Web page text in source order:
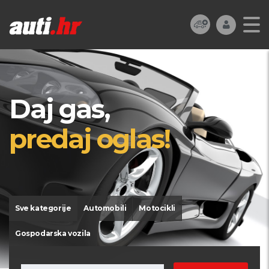
Daj gas,
predaj oglas!
Sve kategorije Automobili Motocikli
Gospodarska vozila